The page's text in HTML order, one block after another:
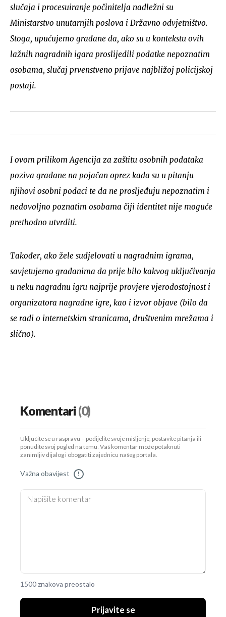
slučaja i procesuiranje počinitelja nadležni su
Ministarstvo unutarnjih poslova i Državno odvjetništvo.
Stoga, upućujemo građane da, ako su u kontekstu ovih
lažnih nagradnih igara proslijedili podatke nepoznatim
osobama, slučaj prvenstveno prijave najbližoj policijskoj
postaji.
I ovom prilikom Agencija za zaštitu osobnih podataka
poziva građane na pojačan oprez kada su u pitanju
njihovi osobni podaci te da ne prosljeđuju nepoznatim i
nedovoljno poznatim osobama čiji identitet nije moguće
prethodno utvrditi.
Također, ako žele sudjelovati u nagradnim igrama,
savjetujemo građanima da prije bilo kakvog uključivanja
u neku nagradnu igru najprije provjere vjerodostojnost i
organizatora nagradne igre, kao i izvor objave (bilo da
se radi o internetskim stranicama, društvenim mrežama i
slično).
Komentari(0)
Uključite se u raspravu – podijelite svoje mišljenje, postavite pitanja ili
ponudite svoj pogled na temu. Vaš komentar može potaknuti
zanimljiv dijalog i obogatiti zajednicu našeg portala.
Važna obavijest !
1500 znakova preostalo
Prijavite se